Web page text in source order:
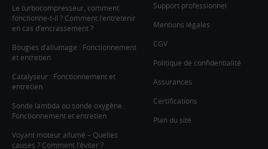
Le turbocompresseur, comment
fonctionne-t-il ? Comment l’entretenir
en cas d’encrassement ?
Bougies d’allumage : Fonctionnement
et entretien
Catalyseur : Fonctionnement et
entretien
Sonde lambda ou sonde oxygène :
Fonctionnement et entretien
Voyant moteur allumé – Quelles
causes ? Comment l’éviter ?
Support professionnel
Mentions légales
CGV
Politique de confidentialité
Assurances
Certifications
Plan du site